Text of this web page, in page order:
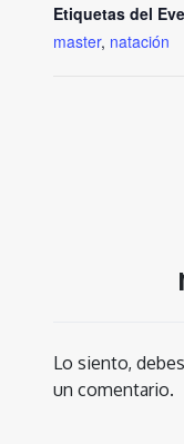
Etiquetas del
master, natación
Lo siento,
un comentario.